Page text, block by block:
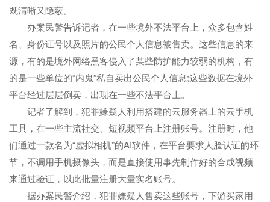
既清晰又隐蔽。
办案民警告诉记者，在一些境外不法平台上，众多包含姓
名、身份证号以及照片的公民个人信息被售卖。这些信息的来
源，有的是境外网络黑客侵入了某些防护能力较弱的机构，有
的是一些单位的“内鬼”私自卖出公民个人信息;这些数据在境外
平台经过层层倒卖，出现在一些不法平台上。
记者了解到，犯罪嫌疑人利用搭建的云服务器上的云手机
工具，在一些主流社交、短视频平台上注册账号。注册时，他
们通过一款名为“虚拟相机”的AI软件，在平台要求人脸认证的环
节，不调用手机摄像头，而是直接使用事先制作好的合成视频
来通过验证，以此批量注册大量实名账号。
据办案民警介绍，犯罪嫌疑人售卖这些账号，下游买家用